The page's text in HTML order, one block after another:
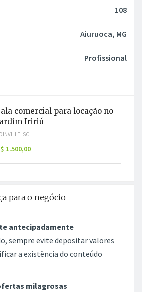
0954
Sala comercial para locação no
Iririú
SC